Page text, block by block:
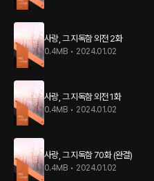
사랑, 그 지독함 외전 2화
0.4MB • 2024.01.02
사랑, 그 지독함 외전 1화
0.4MB • 2024.01.02
사랑, 그 지독함 70화 (완결)
0.4MB • 2024.01.02